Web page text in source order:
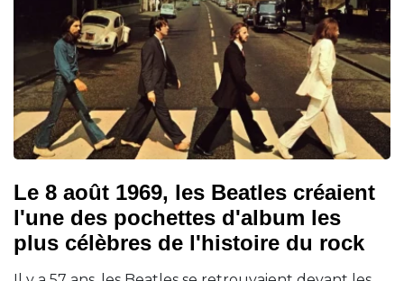
Le 8 août 1969, les Beatles créaient
l'une des pochettes d'album les
plus célèbres de l'histoire du rock